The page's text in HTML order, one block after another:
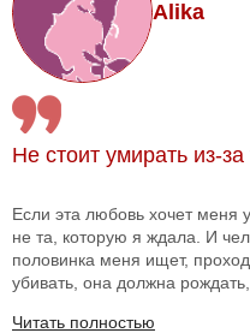
Alika
Не стоит умирать из-
Если эта любовь хочет меня
не та, которую я ждала. И
половинка меня ищет,
убивать, она должна рождать,
Читать полностью